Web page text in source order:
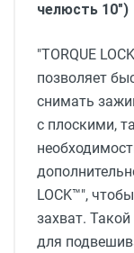
челюсть 10")
"TORQUE
позволяет
снимать
с плоскими,
LOCK™",
захват.
для